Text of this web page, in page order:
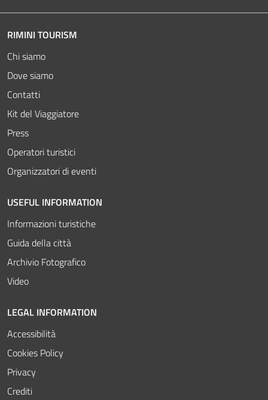
RIMINI TOURISM
Chi siamo
Dove siamo
Contatti
Kit del Viaggiatore
Press
Operatori turistici
Organizzatori di eventi
USEFUL INFORMATION
Informazioni turistiche
Guida della città
Archivio Fotografico
Video
LEGAL INFORMATION
Accessibilità
Cookies Policy
Privacy
Crediti